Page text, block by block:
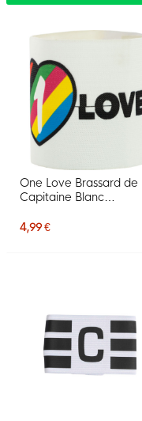
One Love Brassard de
Capitaine Blanc
4,99 €